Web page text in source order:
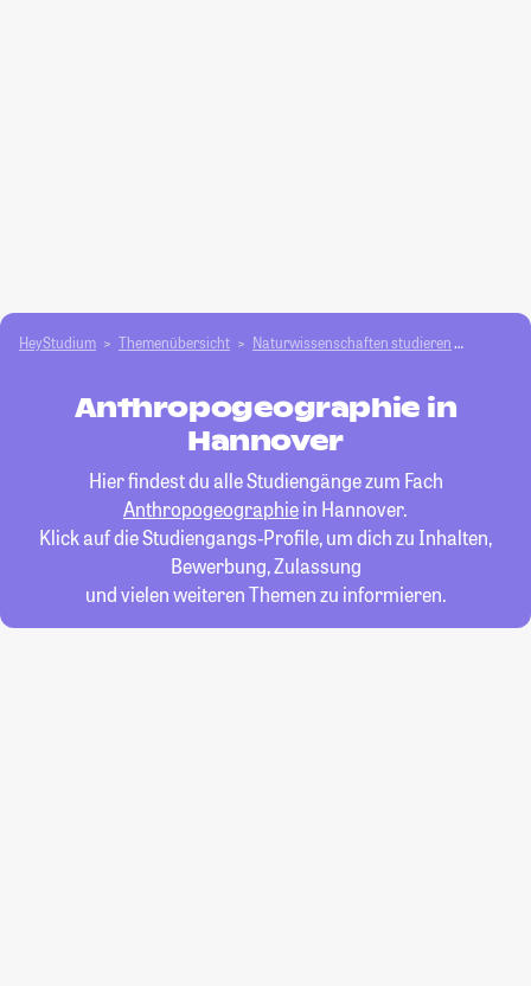
HeyStudium Themenübersicht Natur­wissenschaften studieren
Anthropogeographie in
Hannover
Hier findest du alle Studiengänge zum Fach
Anthropogeographiein Hannover.
Klick auf die Studiengangs-Profile, um dich zu Inhalten,
Bewerbung, Zulassung
und vielen weiteren Themen zu informieren.